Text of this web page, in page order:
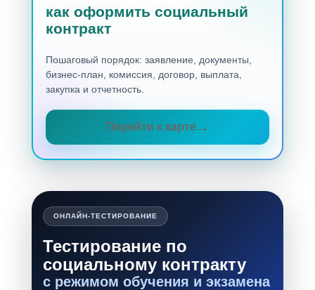
как оформить социальный
контракт
Пошаговый порядок: заявление, документы,
бизнес-план, комиссия, договор, выплата,
закупка и отчетность.
Перейти к карте
ОНЛАЙН-ТЕСТИРОВАНИЕ
Тестирование по
социальному контракту
с режимом обучения и экзамена